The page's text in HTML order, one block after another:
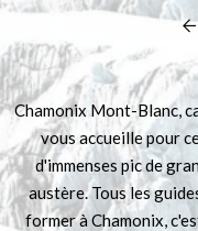
Chamonix Mont-Blanc,
vous accueille pour
d'immenses pic de
austère. Tous les
former à Chamonix,